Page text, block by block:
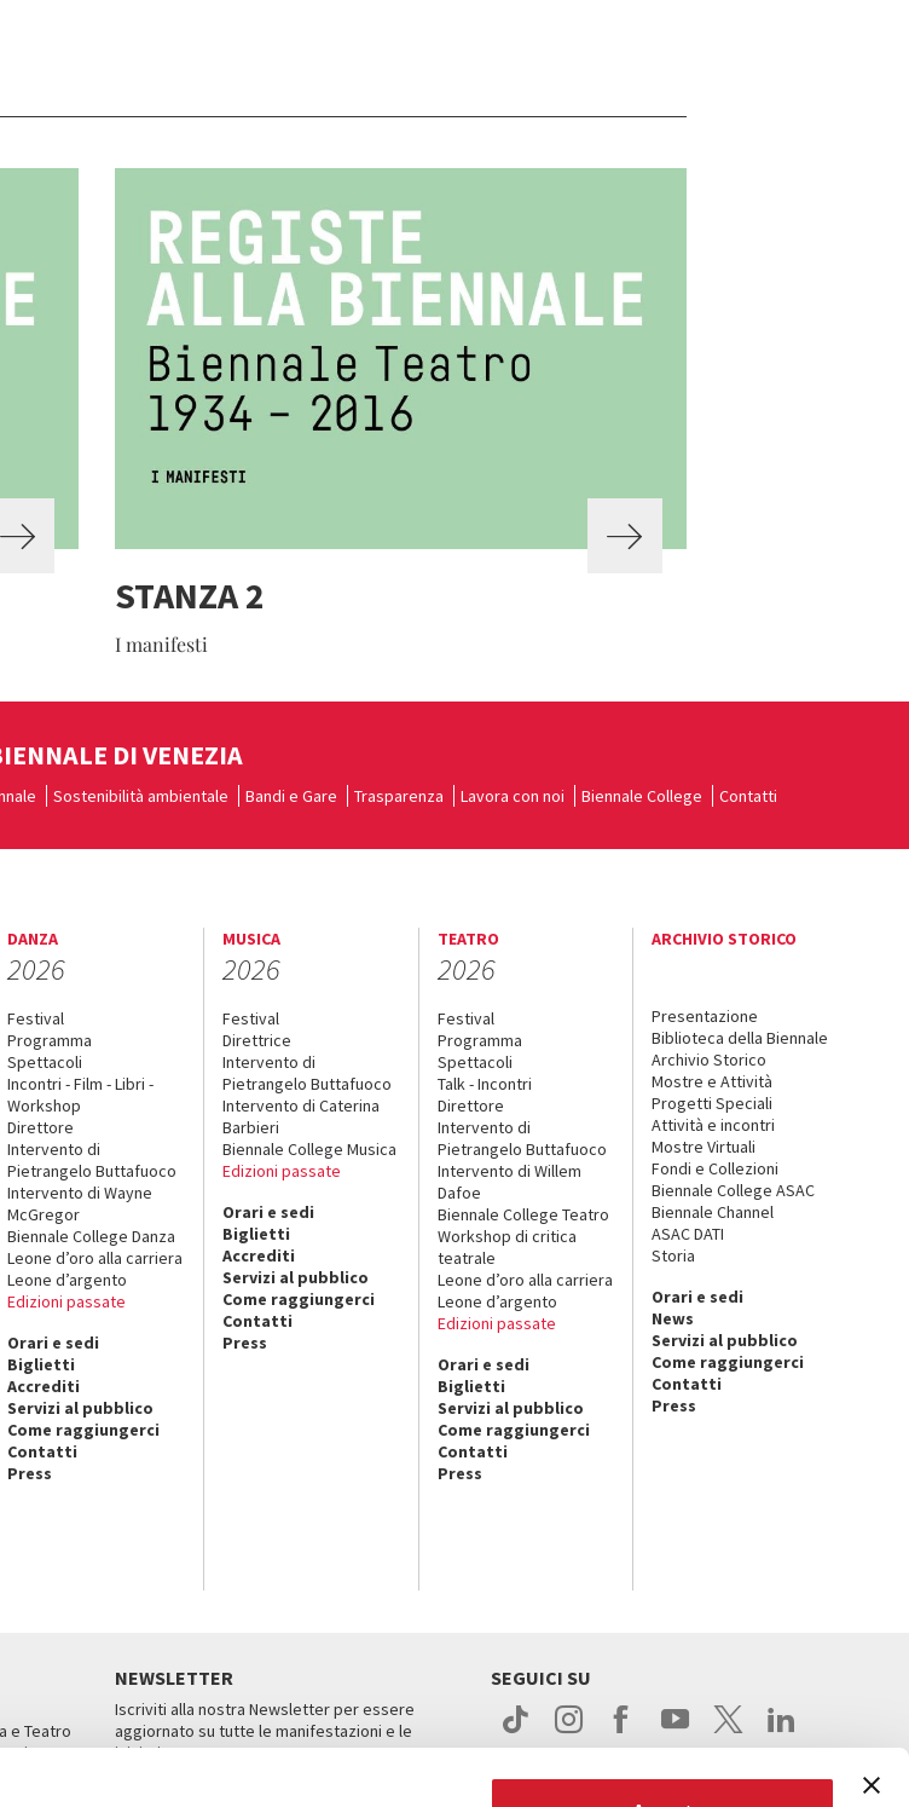
STANZA 2
I manifesti
DI VENEZIA
Sostenibilità ambientale Bandi e Gare Trasparenza Lavora con noi Biennale College Contatti
DANZA
2026
Festival
Programma
Spettacoli
Incontri - Film - Libri -
Workshop
Direttore
Intervento di
Pietrangelo Buttafuoco
Intervento di Wayne
McGregor
Biennale College Danza
Leone d’oro alla carriera
Leone d’argento
Edizioni passate
Orari e sedi
Biglietti
Accrediti
Servizi al pubblico
Come raggiungerci
Contatti
Press
MUSICA
2026
Festival
Direttrice
Intervento di
Pietrangelo Buttafuoco
Intervento di Caterina
Barbieri
Biennale College Musica
Edizioni passate
Orari e sedi
Biglietti
Accrediti
Servizi al pubblico
Come raggiungerci
Contatti
Press
TEATRO
2026
Festival
Programma
Spettacoli
Talk - Incontri
Direttore
Intervento di
Pietrangelo Buttafuoco
Intervento di Willem
Dafoe
Biennale College Teatro
Workshop di critica
teatrale
Leone d’oro alla carriera
Leone d’argento
Edizioni passate
Orari e sedi
Biglietti
Servizi al pubblico
Come raggiungerci
Contatti
Press
ARCHIVIO STORICO
Presentazione
Biblioteca della Biennale
Archivio Storico
Mostre e Attività
Progetti Speciali
Attività e incontri
Mostre Virtuali
Fondi e Collezioni
Biennale College ASAC
Biennale Channel
ASAC DATI
Storia
Orari e sedi
News
Servizi al pubblico
Come raggiungerci
Contatti
Press
e Teatro
NEWSLETTER
Iscriviti alla nostra Newsletter per essere
aggiornato su tutte le manifestazioni e le
iniziative.
SEGUICI SU